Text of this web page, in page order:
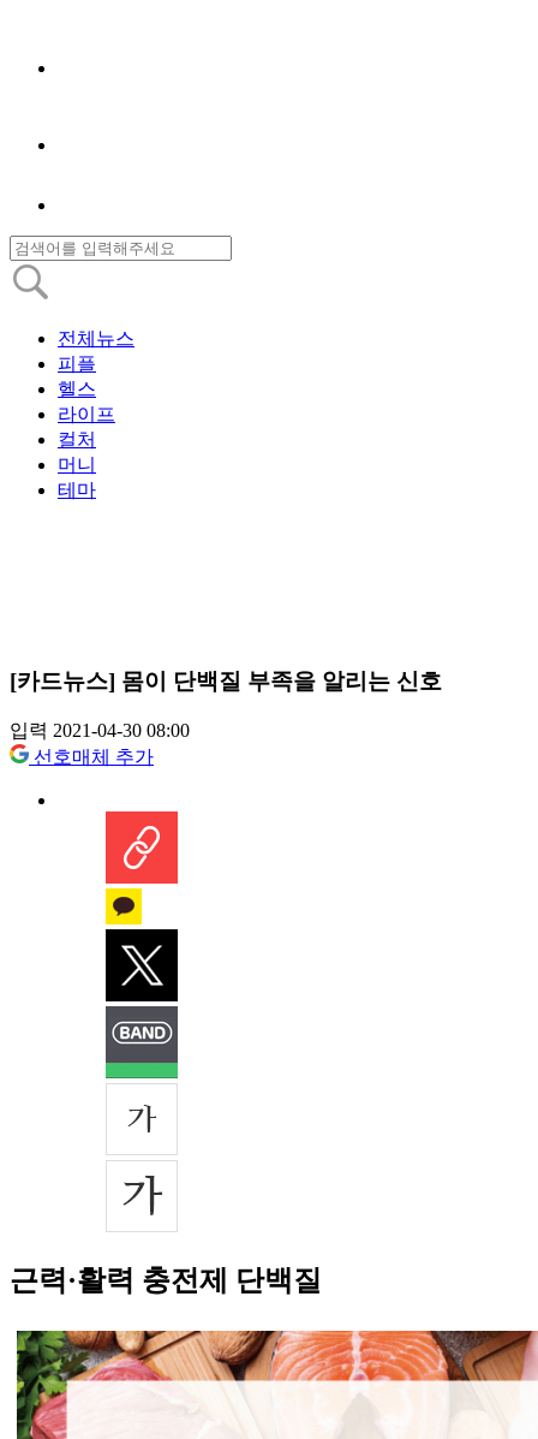
전체뉴스
피플
헬스
라이프
컬처
머니
테마
[카드뉴스] 몸이 단백질 부족을 알리는 신호
입력 2021-04-30 08:00
선호매체 추가
근력·활력 충전제 단백질